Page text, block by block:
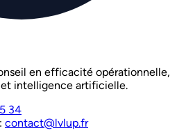
en efficacité opérationnelle,
intelligence artificielle.
34
contact@lvlup.fr